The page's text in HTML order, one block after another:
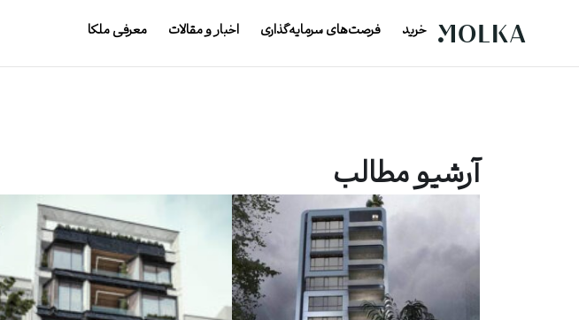
خرید فرصت‌های سرمایه‌گذاری اخبار و مقالات معرفی ملکا
آرشیو مطالب